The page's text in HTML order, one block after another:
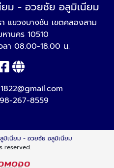
ม - อวยชัย อลูมิเนียม
ขวงบางชัน เขตคลองสาม
านคร 10510
ลา 08.00-18.00 น.
267-8559
มิเนียม - อวยชัย อลูมิเนียม
reserved.